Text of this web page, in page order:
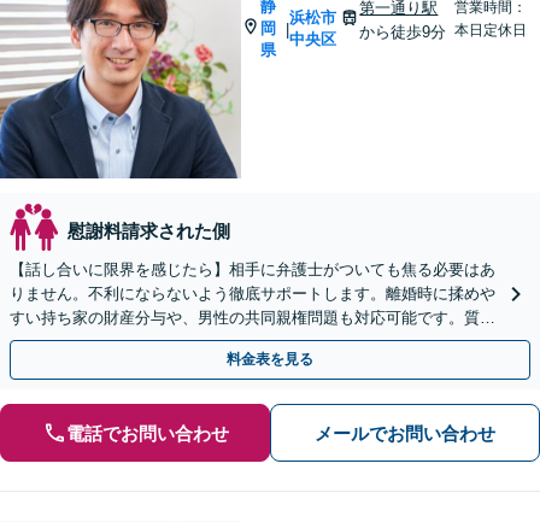
静
岡
県
|
浜松市
中央区
第一通り駅
から徒歩9分
営業時間：
本日定休日
慰謝料請求された側
【話し合いに限界を感じたら】相手に弁護士がついても焦る必要はあ
りません。不利にならないよう徹底サポートします。離婚時に揉めや
すい持ち家の財産分与や、男性の共同親権問題も対応可能です。質の
高い解決を目指します。まずはご相談ください。
料金表を見る
電話でお問い合わせ メールでお問い合わせ